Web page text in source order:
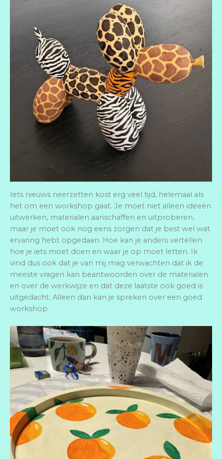
Iets nieuws neerzetten kost erg veel tijd, helemaal als
het om een workshop gaat. Je moet niet alleen ideeën
uitwerken, materialen aanschaffen en uitproberen,
maar je moet ook nog eens zorgen dat je best wel wat
ervaring hebt opgedaan. Hoe kan je anders vertellen
hoe je iets moet doen en waar je op moet letten. Ik
vind dus ook dat je van mij mag verwachten dat ik de
meeste vragen kan beantwoorden over de materialen
en over de werkwijze en dat deze laatste ook goed is
uitgedacht. Alleen dan kan je spreken over een goed
workshop.